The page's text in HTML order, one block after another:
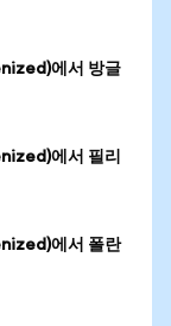
에서 방글
에서 필리
에서 폴란